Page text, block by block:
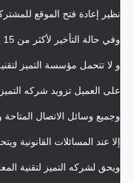
نظير إعادة فتح الموقع
وفي حالة التأخير لأكثر من 15 يوم سوف يتم إلغاء الخدمة نهائياً ،,
و لا تتحمل مؤسسة التميز
على العميل تزويد شركه التميز
وجميع وسائل الاتصال
إلا عند المسائلات القانونية
ويحق لشركه التميز لتقنية